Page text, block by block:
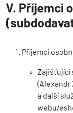
V. Příjemci
Příjemci
Zajišťující
(Alexandr
a další
webu/